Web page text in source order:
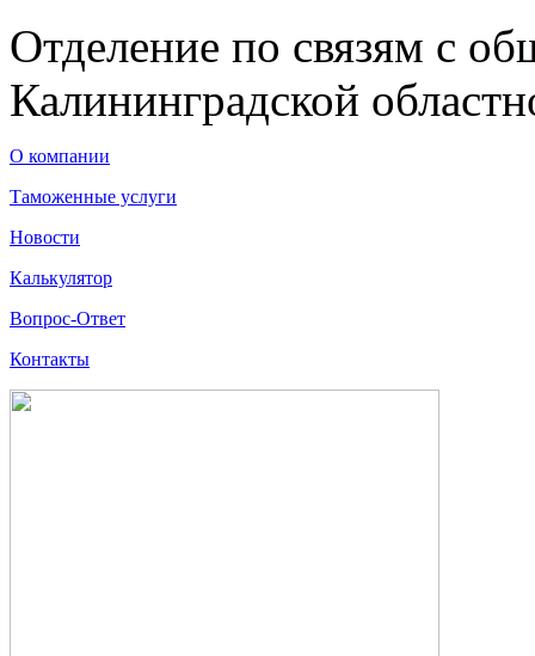
Отделение по связям с
Калининградской
О компании
Таможенные услуги
Новости
Калькулятор
Вопрос-Ответ
Контакты